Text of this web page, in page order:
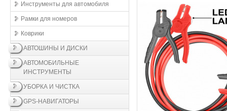
Инструменты для автомобиля
Рамки для номеров
Коврики
АВТОШИНЫ И ДИСКИ
АВТОМОБИЛЬНЫЕ
ИНСТРУМЕНТЫ
УБОРКА И ЧИСТКА
GPS-НАВИГАТОРЫ